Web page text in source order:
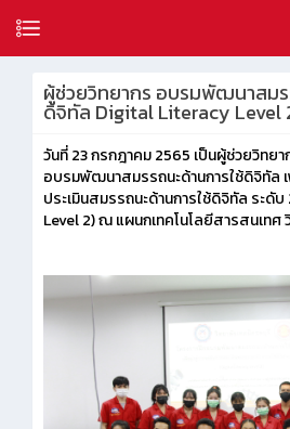
ผู้ช่วยวิทยากร อบรมพัฒนาสมร
ดิจิทัล Digital Literacy Level
วันที่ 23 กรกฎาคม 2565 เป็นผู้ช่วยวิทย
อบรมพัฒนาสมรรถนะด้านการใช้ดิจิทัล
ประเมินสมรรถนะด้านการใช้ดิจิทัล ระดั
Level 2) ณ แผนกเทคโนโลยีสารสนเท